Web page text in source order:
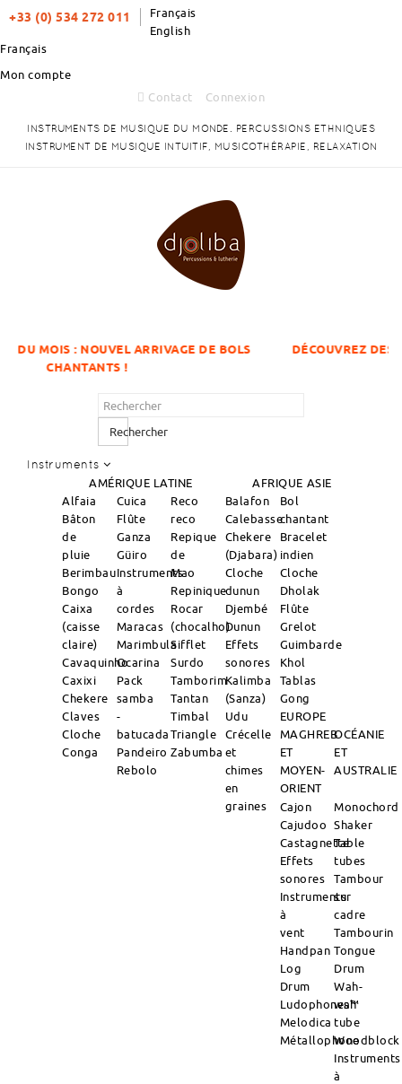
+33 (0) 534 272 011
Français
English
Français
Mon compte
Contact
Connexion
INSTRUMENTS DE MUSIQUE DU MONDE. PERCUSSIONS ETHNIQUES
INSTRUMENT DE MUSIQUE INTUITIF, MUSICOTHÉRAPIE, RELAXATION
ARRIVAGE DE BOLS
DÉCOUVREZ DES ARTICLES À DES
Rechercher
Instruments
AMÉRIQUE LATINE AFRIQUE ASIE
Alfaia
Bâton
de
pluie
Berimbau
Bongo
Caixa
(caisse
claire)
Cavaquinho
Caxixi
Chekere
Claves
Cloche
Conga
Cuica
Flûte
Ganza
Güiro
Instruments
à
cordes
Maracas
Marimbula
Ocarina
Pack
samba
-
batucada
Pandeiro
Rebolo
Reco
reco
Repique
de
Mao
Repinique
Rocar
(chocalho)
Sifflet
Surdo
Tamborim
Tantan
Timbal
Triangle
Zabumba
Balafon
Calebasse
Chekere
(Djabara)
Cloche
dunun
Djembé
Dunun
Effets
sonores
Kalimba
(Sanza)
Udu
Crécelle
et
chimes
en
graines
Bol
chantant
Bracelet
indien
Cloche
Dholak
Flûte
Grelot
Guimbarde
Khol
Tablas
Gong
EUROPE
MAGHREB
ET
MOYEN-
ORIENT
OCÉANIE
ET
AUSTRALIE
Cajon
Cajudoo
Castagnette
Effets
sonores
Instruments
à
vent
Handpan
Log
Drum
Ludophones™
Melodica
Métallophone
Monochord
Shaker
Table
tubes
Tambour
sur
cadre
Tambourin
Tongue
Drum
Wah-
wah
tube
Woodblock
Instruments
à